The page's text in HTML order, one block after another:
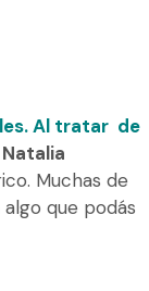
Al tratar de
Natalia
Muchas de
que podás